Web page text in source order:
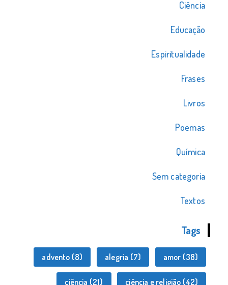
Ciência
Educação
Espiritualidade
Frases
Livros
Poemas
Química
Sem categoria
Textos
Tags
advento (8) alegria (7) amor (38)
ciência (21) ciência e religião (42)